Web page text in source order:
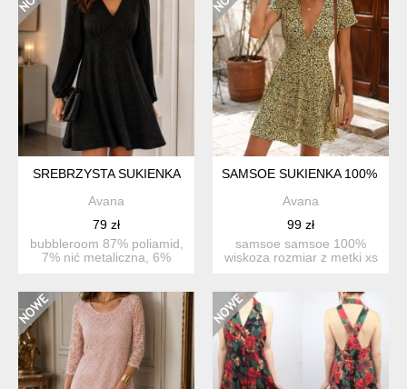
SREBRZYSTA SUKIENKA
Avana
79 zł
bubbleroom 87% poliamid,
7% nić metaliczna, 6%
SAMSOE SUKIENKA 100%
Avana
99 zł
samsoe samsoe 100%
wiskoza rozmiar z metki xs